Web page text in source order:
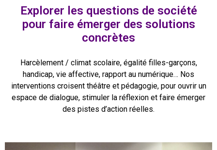
Explorer les questions de société
pour faire émerger des solutions
concrètes
Harcèlement / climat scolaire, égalité filles-garçons,
handicap, vie affective, rapport au numérique… Nos
interventions croisent théâtre et pédagogie, pour ouvrir un
espace de dialogue, stimuler la réflexion et faire émerger
des pistes d’action réelles.